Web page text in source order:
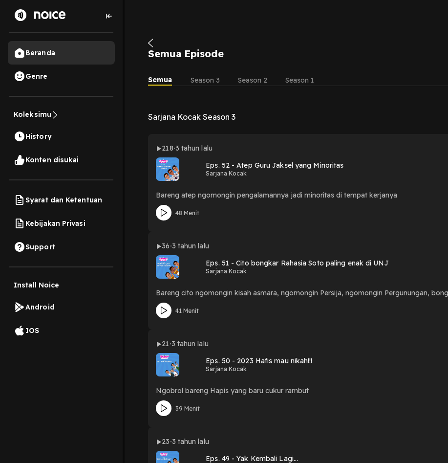
Beranda
Genre
Koleksimu
History
Konten disukai
Syarat dan Ketentuan
Kebijakan Privasi
Support
Install Noice
Android
IOS
Semua Episode
Semua Season 3 Season 2 Season 1
Sarjana Kocak Season 3
218 3 tahun lalu
Eps. 52 - Atep Guru Jaksel yang Minoritas
Sarjana Kocak
Bareng atep ngomongin pengalamannya jadi minoritas di tempat kerjanya
48 Menit
36 3 tahun lalu
Eps. 51 - Cito bongkar Rahasia Soto paling enak di UNJ
Sarjana Kocak
Bareng cito ngomongin kisah asmara, ngomongin Persija, ngomongin Pergunungan,
41 Menit
21 3 tahun lalu
Eps. 50 - 2023 Hafis mau nikah!!!
Sarjana Kocak
Ngobrol bareng Hapis yang baru cukur rambut
39 Menit
23 3 tahun lalu
Eps. 49 - Yak Kembali Lagi...